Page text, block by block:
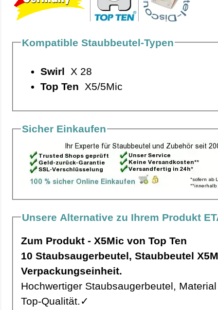
Kompatible Staubbeutel-Typen
Swirl X 28
Top Ten X5/5Mic
Sicher Einkaufen
Unsere Alternative zu Ihrem Produkt
Zum Produkt - X5Mic von Top Ten
10 Staubsaugerbeutel, Staubbeutel X5Mic pro
Verpackungseinheit.
Hochwertiger Staubsaugerbeutel,
Top-Qualität.✓